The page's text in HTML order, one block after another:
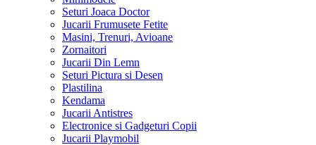
Seturi Joaca Doctor
Jucarii Frumusete Fetite
Masini, Trenuri, Avioane
Zornaitori
Jucarii Din Lemn
Seturi Pictura si Desen
Plastilina
Kendama
Jucarii Antistres
Electronice si Gadgeturi Copii
Jucarii Playmobil